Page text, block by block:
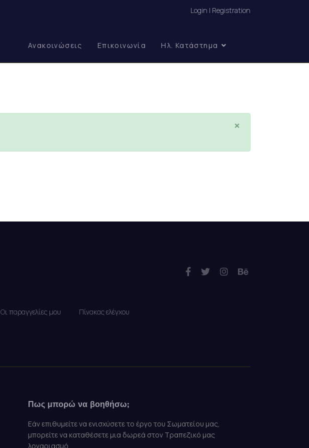
Login | Registration
Ανακοινώσεις Επικοινωνία Ηλ. Κατάστημα
×
Οι παραγγελίες μου Πίνακας ελέγχου
Πως μπορώ να βοηθήσω;
Εάν επιθυμείτε να ενισχύσετε το έργο του Σωματείου μας,
μπορείτε να καταθέσετε μια δωρεά στον Τραπεζικό μας
λογαριασμό.